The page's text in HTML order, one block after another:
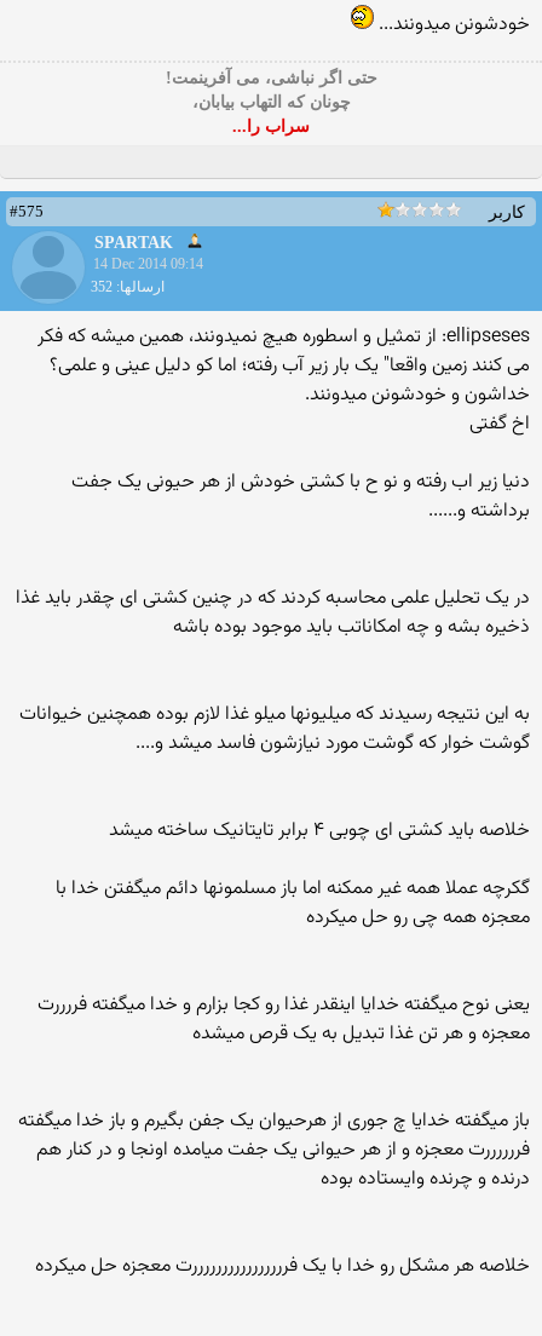
خودشونن میدونند...
حتی اگر نباشی، می آفرینمت!
چونان که التهاب بیابان،
سراب را...
کاربر
#575
SPARTAK
14 Dec 2014 09:14
ارسالها: 352
ellipseses: از تمثیل و اسطوره هیچ نمیدونند، همین میشه که فکر
می کنند زمین واقعا" یک بار زیر آب رفته؛ اما کو دلیل عینی و علمی؟
خداشون و خودشونن میدونند.
اخ گفتی
دنیا زیر اب رفته و نو ح با کشتی خودش از هر حیونی یک جفت
برداشته و......
در یک تحلیل علمی محاسبه کردند که در چنین کشتی ای چقدر باید غذا
ذخیره بشه و چه امکاناتب باید موجود بوده باشه
به این نتیجه رسیدند که میلیونها میلو غذا لازم بوده همچنین خیوانات
گوشت خوار که گوشت مورد نیازشون فاسد میشد و....
خلاصه باید کشتی ای چوبی ۴ برابر تایتانیک ساخته میشد
گکرچه عملا همه غیر ممکنه اما باز مسلمونها دائم میگفتن خدا با
معجزه همه چی رو حل میکرده
یعنی نوح میگفته خدایا اینقدر غذا رو کجا بزارم و خدا میگفته فررررت
معجزه و هر تن غذا تبدیل به یک قرص میشده
باز میگفته خدایا چ جوری از هرحیوان یک جفن بگیرم و باز خدا میگفته
فررررررت معجزه و از هر حیوانی یک جفت میامده اونجا و در کنار هم
درنده و چرنده وایستاده بوده
خلاصه هر مشکل رو خدا با یک فررررررررررررررررت معجزه حل میکرده